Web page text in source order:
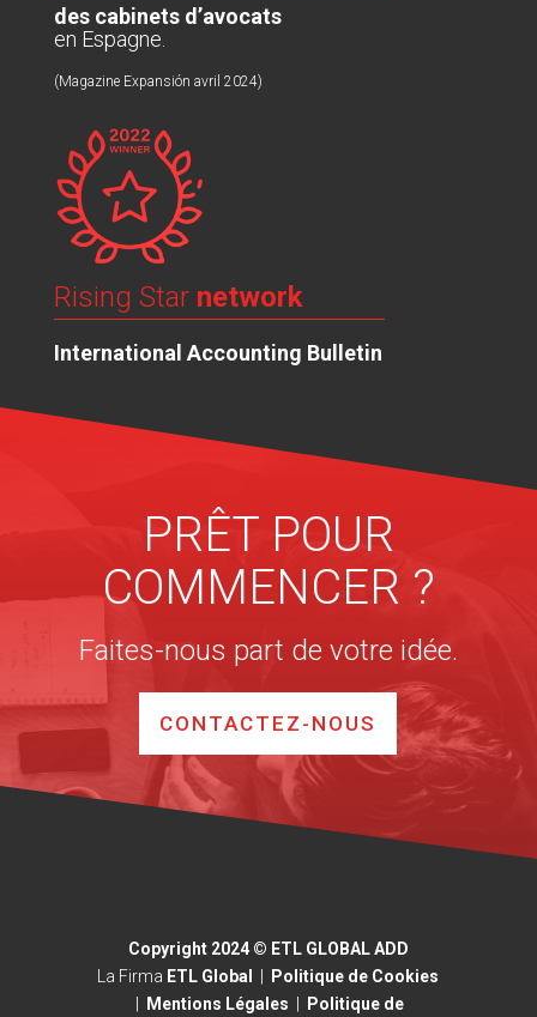
des cabinets d’avocats
en Espagne.
(Magazine Expansión avril 2024)
Rising Starnetwork
International Accounting Bulletin
PRÊT POUR
COMMENCER ?
Faites-nous part de votre idée.
CONTACTEZ-NOUS
Copyright 2024 © ETL GLOBAL ADD
La Firma ETL Global | Politique de Cookies
| Mentions Légales | Politique de